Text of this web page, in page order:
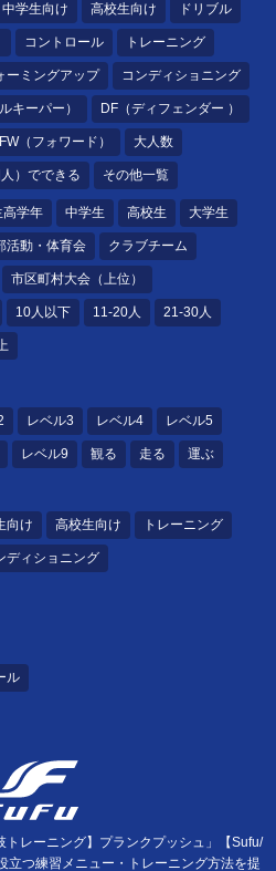
中学生向け 高校生向け ドリブル
コントロール トレーニング
ーミングアップ コンディショニング
キーパー） DF（ディフェンダー ）
FW（フォワード） 大人数
）でできる その他一覧
高学年 中学生 高校生 大学生
活動・体育会 クラブチーム
市区町村大会（上位）
10人以下 11-20人 21-30人
レベル3 レベル4 レベル5
レベル9 観る 走る 運ぶ
向け 高校生向け トレーニング
ディショニング
ル
レーニング】プランクプッシュ」【Sufu/
立つ練習メニュー・トレーニング方法を提